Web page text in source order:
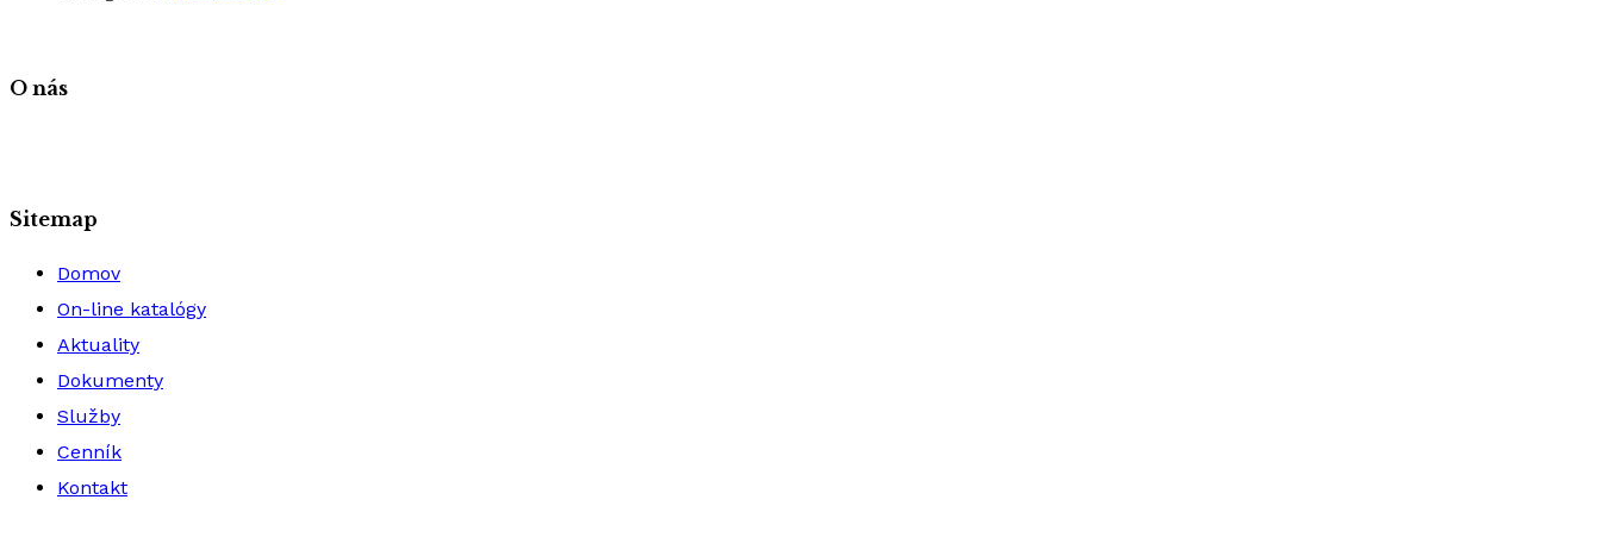
O nás
Sitemap
Domov
On-line katalógy
Aktuality
Dokumenty
Služby
Cenník
Kontakt